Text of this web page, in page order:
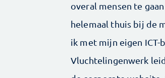
overal mensen te
helemaal thuis bij de
ik met mijn eigen
Vluchtelingenwerk